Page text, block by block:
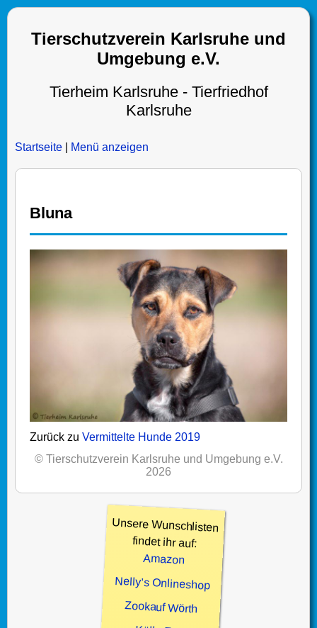
Tierschutzverein Karlsruhe und
Umgebung e.V.
Tierheim Karlsruhe - Tierfriedhof
Karlsruhe
Startseite Menü anzeigen
Bluna
Zurück zu Vermittelte Hunde 2019
© Tierschutzverein Karlsruhe und Umgebung e.V.
2026
Unsere Wunschlisten
findet ihr auf:
Amazon
Nelly’s Onlineshop
Zookauf Wörth